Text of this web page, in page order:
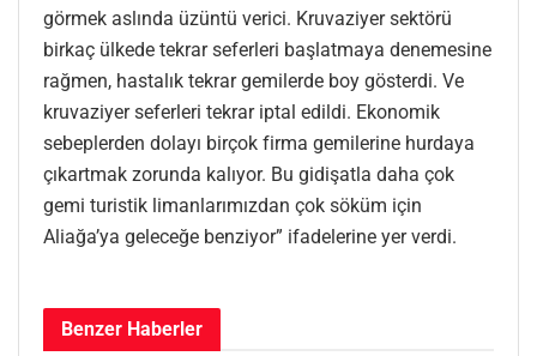
görmek aslında üzüntü verici. Kruvaziyer sektörü
birkaç ülkede tekrar seferleri başlatmaya denemesine
rağmen, hastalık tekrar gemilerde boy gösterdi. Ve
kruvaziyer seferleri tekrar iptal edildi. Ekonomik
sebeplerden dolayı birçok firma gemilerine hurdaya
çıkartmak zorunda kalıyor. Bu gidişatla daha çok
gemi turistik limanlarımızdan çok söküm için
Aliağa’ya geleceğe benziyor” ifadelerine yer verdi.
Benzer Haberler